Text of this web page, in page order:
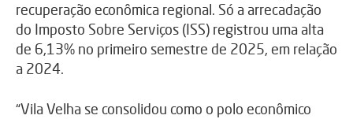
recuperação econômica regional. Só a arrecadação
do Imposto Sobre Serviços (ISS) registrou uma alta
de 6,13% no primeiro semestre de 2025, em relação
a 2024.
“Vila Velha se consolidou como o polo econômico